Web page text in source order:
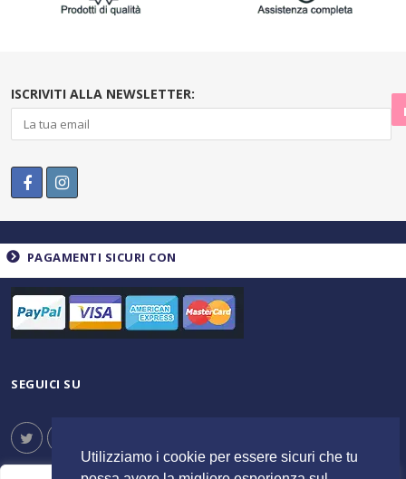
ISCRIVITI ALLA NEWSLETTER:
PAGAMENTI SICURI CON
SEGUICI SU
Utilizziamo i cookie per essere sicuri che tu